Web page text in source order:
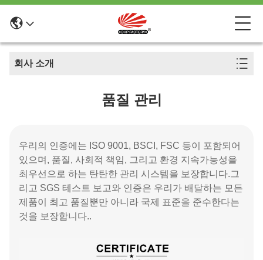
회사 소개
품질 관리
우리의 인증에는 ISO 9001, BSCI, FSC 등이 포함되어
있으며, 품질, 사회적 책임, 그리고 환경 지속가능성을
최우선으로 하는 탄탄한 관리 시스템을 보장합니다.그
리고 SGS 테스트 보고와 인증은 우리가 배달하는 모든
제품이 최고 품질뿐만 아니라 국제 표준을 준수한다는
것을 보장합니다..